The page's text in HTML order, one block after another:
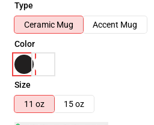
Type
Ceramic Mug
Accent Mug
Color
Size
11 oz
15 oz